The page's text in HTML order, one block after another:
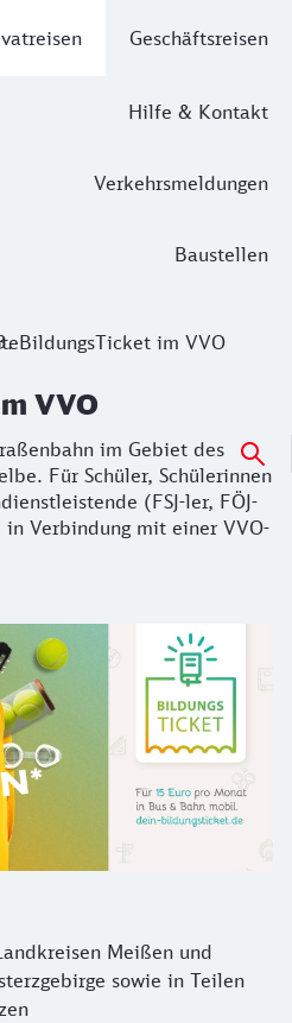
Geschäftsreisen
Hilfe & Kontakt
Verkehrsmeldungen
Baustellen
VVO
BildungsTicket im VVO
VVO
im Gebiet des
Für Schüler, Schülerinnen
(FSJ-ler, FÖJ-
Verbindung mit einer VVO-
Meißen und
sowie in Teilen